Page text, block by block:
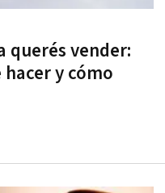
querés vender:
y cómo